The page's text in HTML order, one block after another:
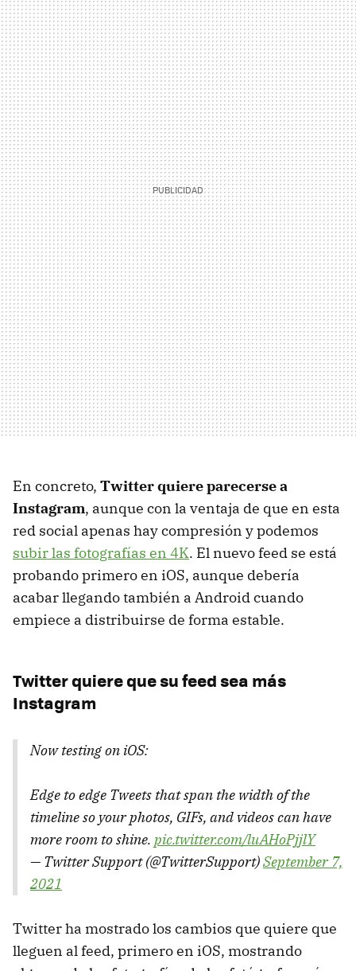
En concreto, Twitter quiere parecerse a
Instagram, aunque con la ventaja de que en esta
red social apenas hay compresión y podemos
subir las fotografías en 4K. El nuevo feed se está
probando primero en iOS, aunque debería
acabar llegando también a Android cuando
empiece a distribuirse de forma estable.
Twitter quiere que su feed sea más
Instagram
Now testing on iOS:
Edge to edge Tweets that span the width of the
timeline so your photos, GIFs, and videos can have
more room to shine. pic.twitter.com/luAHoPjjlY
— Twitter Support (@TwitterSupport)September 7,
2021
Twitter ha mostrado los cambios que quiere que
lleguen al feed, primero en iOS, mostrando